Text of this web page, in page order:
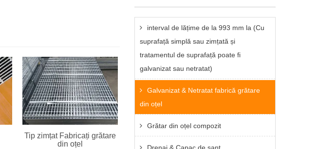
Tip zimțat Fabricați grătare
din oțel
interval de lățime de la 993 mm la (Cu
suprafață simplă sau zimțată și
tratamentul de suprafață poate fi
galvanizat sau netratat)
Galvanizat & Netratat fabrică grătare
din oțel
Grătar din oțel compozit
Drenaj & Capac de șanț